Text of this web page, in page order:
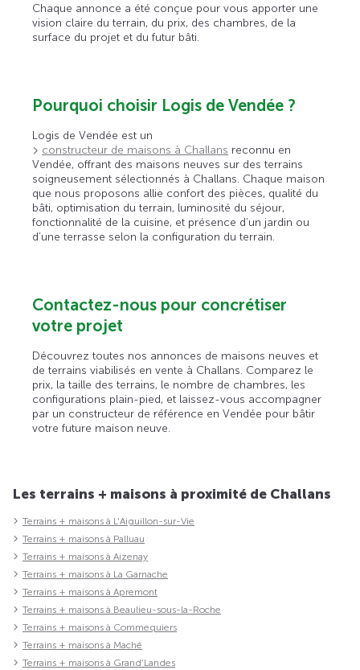
Chaque annonce a été conçue pour vous apporter une
vision claire du terrain, du prix, des chambres, de la
surface du projet et du futur bâti.
Pourquoi choisir Logis de Vendée ?
Logis de Vendée est un
constructeur de maisons à Challans reconnu en
Vendée, offrant des maisons neuves sur des terrains
soigneusement sélectionnés à Challans. Chaque maison
que nous proposons allie confort des pièces, qualité du
bâti, optimisation du terrain, luminosité du séjour,
fonctionnalité de la cuisine, et présence d’un jardin ou
d’une terrasse selon la configuration du terrain.
Contactez-nous pour concrétiser
votre projet
Découvrez toutes nos annonces de maisons neuves et
de terrains viabilisés en vente à Challans. Comparez le
prix, la taille des terrains, le nombre de chambres, les
configurations plain-pied, et laissez-vous accompagner
par un constructeur de référence en Vendée pour bâtir
votre future maison neuve.
Les terrains + maisons à proximité de Challans
Terrains + maisons à L'Aiguillon-sur-Vie
Terrains + maisons à Palluau
Terrains + maisons à Aizenay
Terrains + maisons à La Garnache
Terrains + maisons à Apremont
Terrains + maisons à Beaulieu-sous-la-Roche
Terrains + maisons à Commequiers
Terrains + maisons à Maché
Terrains + maisons à Grand'Landes